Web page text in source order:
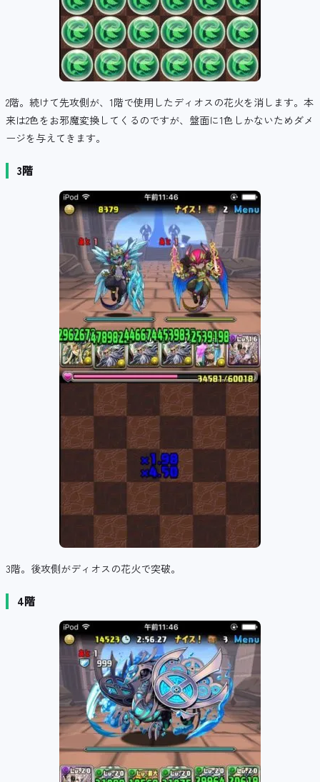
2階。続けて先攻側が、1階で使用したディオスの花火を消します。本
来は2色をお邪魔変換してくるのですが、盤面に1色しかないためダメ
ージを与えてきます。
3階
3階。後攻側がディオスの花火で突破。
4階